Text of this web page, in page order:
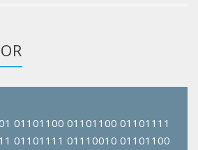
01101100 01101100 01101111
01101111 01110010 01101100